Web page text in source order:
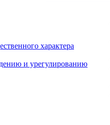
характера
и урегулированию